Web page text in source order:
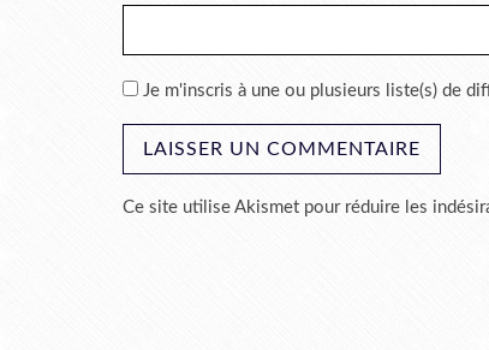
Je m'inscris à une ou plusieurs liste(s) de
Ce site utilise Akismet pour réduire les